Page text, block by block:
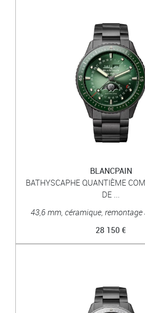
BLANCPAIN
BATHYSCAPHE QUANTIÈME
DE ...
43,6 mm, céramique,
28 150 €